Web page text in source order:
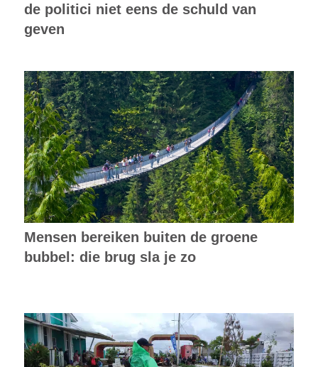
de politici niet eens de schuld van
geven
Mensen bereiken buiten de groene
bubbel: die brug sla je zo